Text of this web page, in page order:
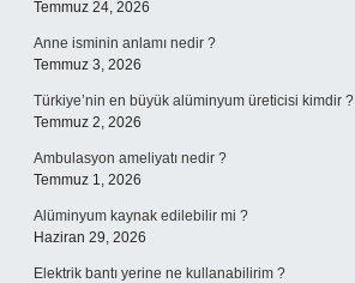
Temmuz 24, 2026
Anne isminin anlamı nedir ?
Temmuz 3, 2026
Türkiye’nin en büyük alüminyum üreticisi kimdir ?
Temmuz 2, 2026
Ambulasyon ameliyatı nedir ?
Temmuz 1, 2026
Alüminyum kaynak edilebilir mi ?
Haziran 29, 2026
Elektrik bantı yerine ne kullanabilirim ?